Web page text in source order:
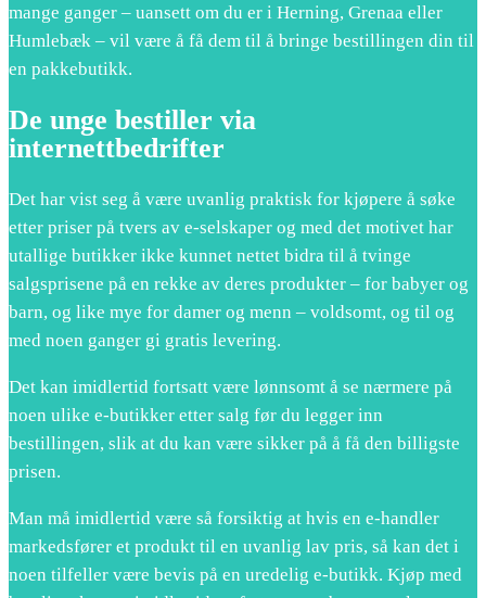
mange ganger – uansett om du er i Herning, Grenaa eller
Humlebæk – vil være å få dem til å bringe bestillingen din til
en pakkebutikk.
De unge bestiller via
internettbedrifter
Det har vist seg å være uvanlig praktisk for kjøpere å søke
etter priser på tvers av e-selskaper og med det motivet har
utallige butikker ikke kunnet nettet bidra til å tvinge
salgsprisene på en rekke av deres produkter – for babyer og
barn, og like mye for damer og menn – voldsomt, og til og
med noen ganger gi gratis levering.
Det kan imidlertid fortsatt være lønnsomt å se nærmere på
noen ulike e-butikker etter salg før du legger inn
bestillingen, slik at du kan være sikker på å få den billigste
prisen.
Man må imidlertid være så forsiktig at hvis en e-handler
markedsfører et produkt til en uvanlig lav pris, så kan det i
noen tilfeller være bevis på en uredelig e-butikk. Kjøp med